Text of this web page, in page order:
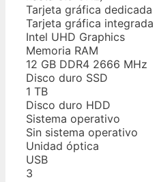
Tarjeta gráfica dedicada
Tarjeta gráfica integrada
Intel UHD Graphics
Memoria RAM
12 GB DDR4 2666 MHz
Disco duro SSD
1 TB
Disco duro HDD
Sistema operativo
Sin sistema operativo
Unidad óptica
USB
3